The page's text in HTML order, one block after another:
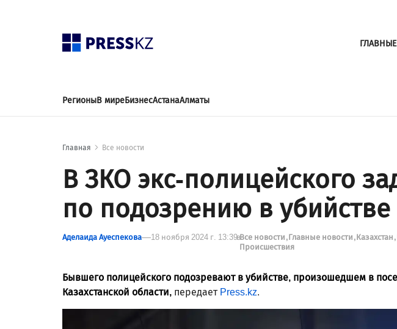
РегионыВ миреБизнесАстанаАлматы
Главная Все новости
В ЗКО экс-полицейского
по подозрению в убийстве
Аделаида Ауеспекова 18 ноября 2024 г. 13:39вВсе новости Главные новости Казахстан
Происшествия
Бывшего полицейского подозревают в убийстве, произошедшем в
Казахстанской области, передает Press.kz.